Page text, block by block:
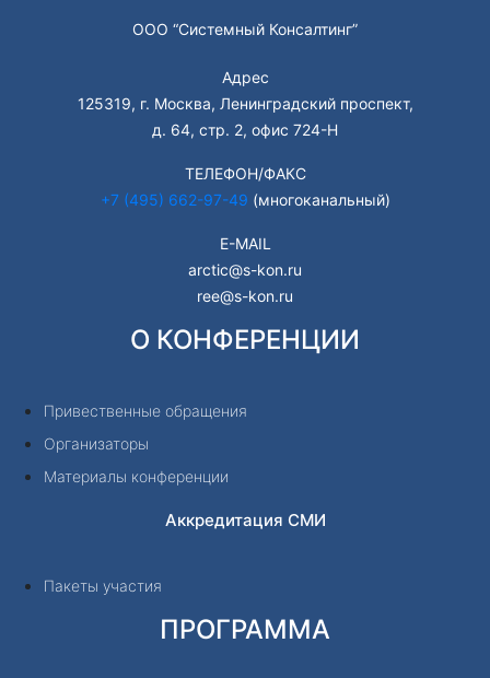
ООО “Системный Консалтинг”
Адрес
125319, г. Москва, Ленинградский проспект,
д. 64, стр. 2, офис 724-Н
ТЕЛЕФОН/ФАКС
+7 (495) 662-97-49 (многоканальный)
E-MAIL
arctic@s-kon.ru
ree@s-kon.ru
О КОНФЕРЕНЦИИ
Привественные обращения
Организаторы
Материалы конференции
Аккредитация СМИ
Пакеты участия
ПРОГРАММА